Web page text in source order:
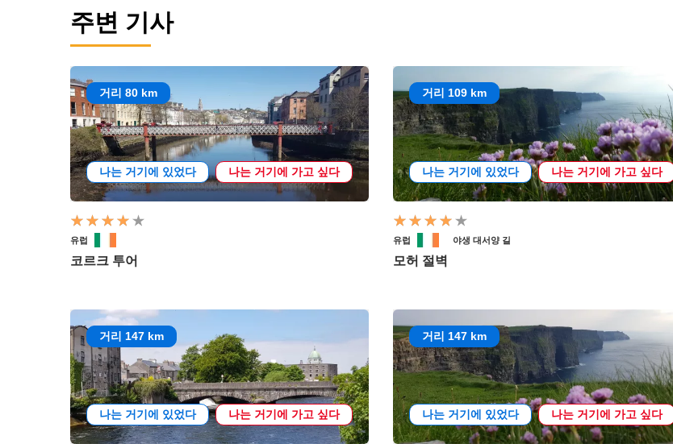
주변 기사
거리 80 km
나는 거기에 있었다 나는 거기에 가고 싶다
유럽
코르크 투어
거리 109 km
나는 거기에 있었다 나는 거기에 가고 싶다
유럽 야생 대서양 길
모허 절벽
거리 147 km
나는 거기에 있었다 나는 거기에 가고 싶다
거리 147 km
나는 거기에 있었다 나는 거기에 가고 싶다